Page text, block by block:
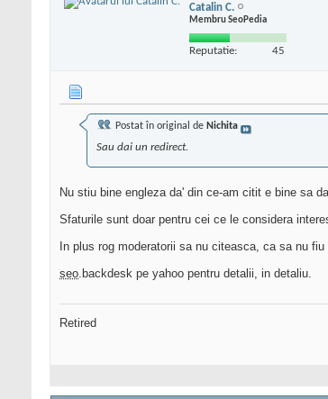
Catalin C.
Membru SeoPedia
Reputatie: 45
Postat în original de Nichita
Sau dai un redirect.
Nu stiu bine engleza da' din ce-am citit e bine sa
Sfaturile sunt doar pentru cei ce le considera
In plus rog moderatorii sa nu citeasca, ca sa nu fiu
seo.backdesk pe yahoo pentru detalii, in detaliu.
Retired